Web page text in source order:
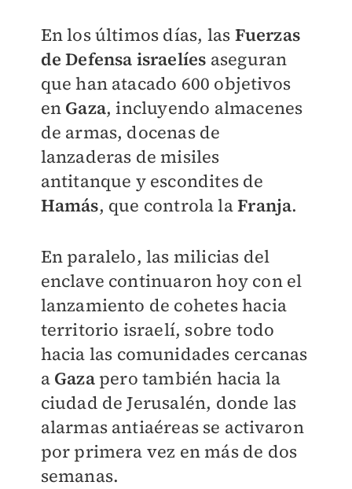
En los últimos días, las Fuerzas
de Defensa israelíes aseguran
que han atacado 600 objetivos
en Gaza, incluyendo almacenes
de armas, docenas de
lanzaderas de misiles
antitanque y escondites de
Hamás, que controla laFranja.
En paralelo, las milicias del
enclave continuaron hoy con el
lanzamiento de cohetes hacia
territorio israelí, sobre todo
hacia las comunidades cercanas
a Gaza pero también hacia la
ciudad de Jerusalén, donde las
alarmas antiaéreas se activaron
por primera vez en más de dos
semanas.